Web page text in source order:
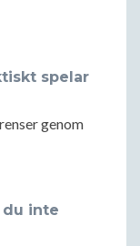
spelar
genom
du inte